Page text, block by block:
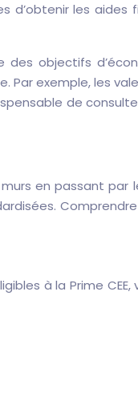
d’obtenir les
objectifs
exemple, les
de
murs en passant
à la Prime